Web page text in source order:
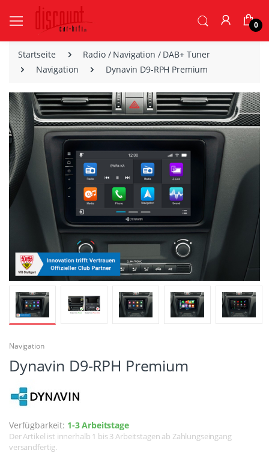
0
Startseite
Radio / Navigation / DAB+ Tuner
Navigation
Dynavin D9-RPH Premium
Navigation
Dynavin D9-RPH Premium
Verfügbarkeit: 1-3 Arbeitstage
Der Artikel ist innerhalb 1 bis 3 Arbeitstagen ab Zahlungseingang
versandfertig.